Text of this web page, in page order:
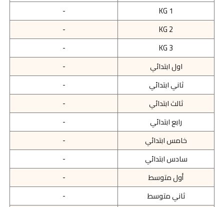
KG 1
-
KG 2
-
KG 3
-
اول ابتدائي
-
ثاني ابتدائي
-
ثالث ابتدائي
-
رابع ابتدائي
-
خامس ابتدائي
-
سادس ابتدائي
-
أول متوسط
-
ثاني متوسط
-